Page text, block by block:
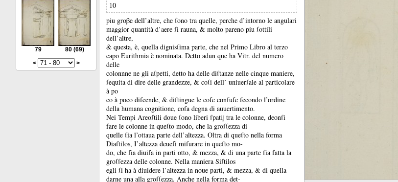
79 80 (69)
<
>
10
piu groβe dell’altre, che ſono tra quelle, perche d’intorno le angulari
maggior quantità d’aere ſi rauna, & molto pareno piu ſottili
dell’altre,
& questa, è, quella dignisſima parte, che nel Primo Libro al terzo
capo Eurithmia è nominata. Detto adun que ha Vitr. del numero
delle
colonnne ne gli aſpetti, detto ha delle diſtanze nelle cinque maniere,
ſequita di dire delle grandezze, & coſi dell’ uniuerſale al particolare
à po
co à poco diſcende, & diſtingue le coſe confuſe ſecondo l’ordine
della humana cognitione, coſa degna di auuertimento.
Nei Tempi Areoſtili doue ſono liberi ſpatĳ tra le colonne, deonſi
fare le colonne in queſto modo, che la groſſezza di
quelle ſia l’ottaua parte dell’altezza. Oltra di queſto nella forma
Diaſtilos, I’altezza deueſi miſurare in queſto mo-
do, che ſia diuiſa in parti otto, & mezza, & di una parte ſia fatta la
groſſezza delle colonne. Nella maniera Siſtilos
egli ſi ha à diuidere l’altezza in noue parti, & mezza, & di quella
darne una alla groſſezza. Anche nella forma det-